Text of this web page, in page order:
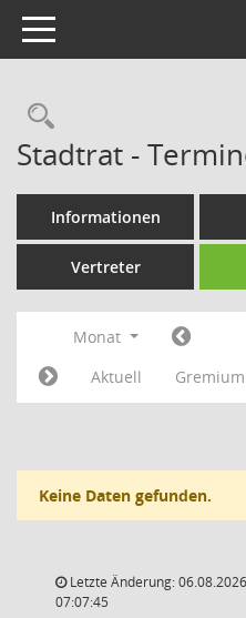
Toggle navigation
Stadtrat -
Informationen
Vertreter
Monat
Aktuell
Keine Daten gefunden.
Letzte Änderung: 06.08.2026
07:07:45